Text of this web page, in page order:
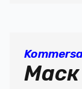
Маск